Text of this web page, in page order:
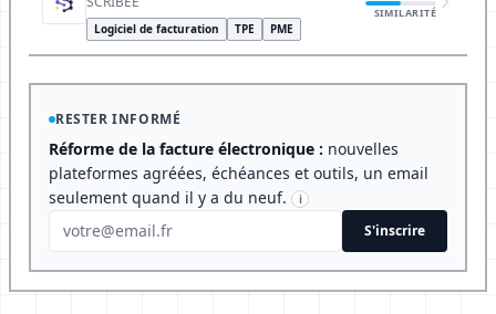
Logiciel de facturation TPE PME
SIMILARITÉ
RESTER INFORMÉ
Réforme de la facture électronique : nouvelles
plateformes agréées, échéances et outils, un email
seulement quand il y a du neuf.
i
S'inscrire